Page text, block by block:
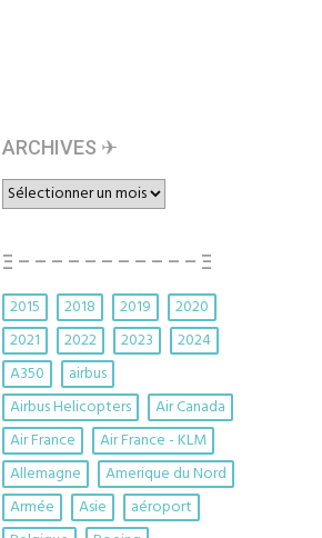
ARCHIVES ✈︎
ARCHIVES
✈︎
Ξ – – – – – – – – – – – Ξ
2015 2018 2019
2020
2021
2022 2023
2024
A350
airbus
Airbus Helicopters
Air Canada
Air France
Air France - KLM
Allemagne
Amerique du Nord
Armée
Asie
aéroport